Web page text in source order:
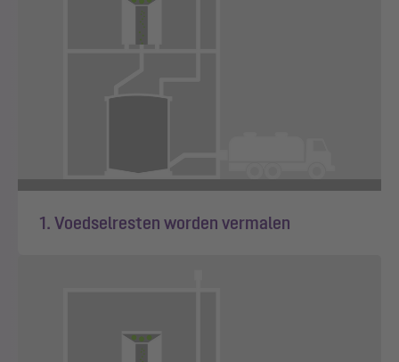
1. Voedselresten worden vermalen